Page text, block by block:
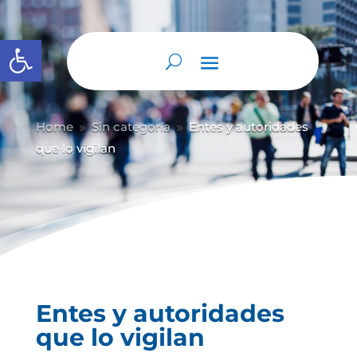
Abrir barra de herramientas
Home 9 Sin categoría 9 Entes y autoridades
que lo vigilan
Entes y autoridades
que lo vigilan